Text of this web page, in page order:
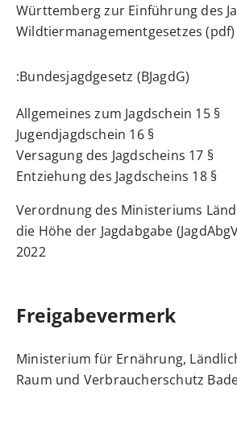
Württemberg zur Einführung des
Wildtiermanagementgesetzes (pdf)
Bundesjagdgesetz (BJagdG)
:
§ 15 Allgemeines zum Jagdschein
§ 16 Jugendjagdschein
§ 17 Versagung des Jagdscheins
§ 18 Entziehung des Jagdscheins
Verordnung des Ministeriums
die Höhe der Jagdabgabe
2022
Freigabevermerk
02.03.2026 Ministerium für Ernährung,
Raum und Verbraucherschutz